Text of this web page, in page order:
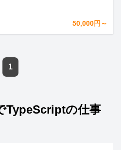
50,000円～
1
TypeScriptの仕事